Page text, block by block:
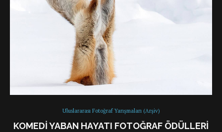
Uluslararası Fotoğraf Yarışmaları (Arşiv)
KOMEDI YABAN HAYATI FOTOĞRAF ÖDÜLLERI